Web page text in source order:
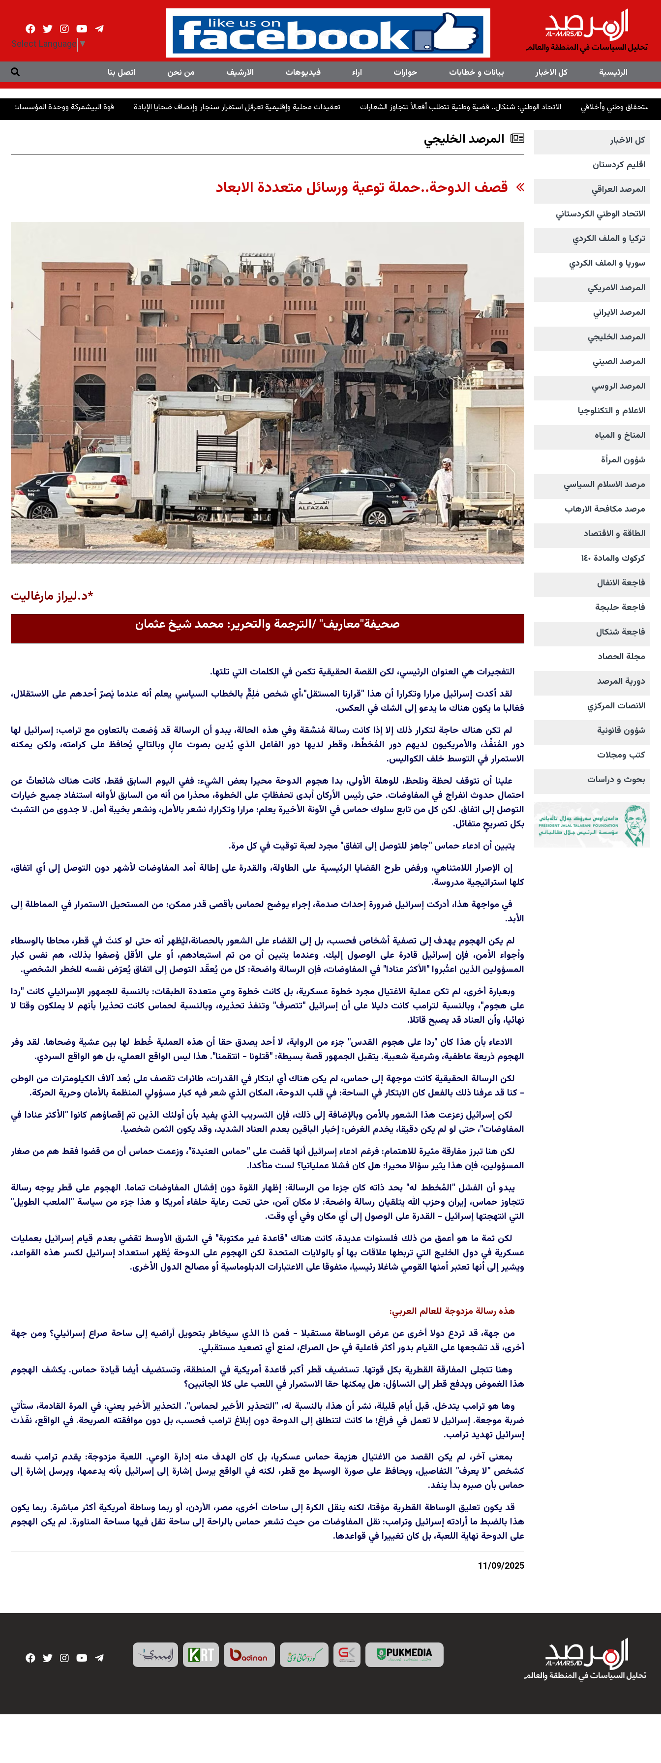
Select Language ▼
الرئیسیة کل الاخبار بیانات و خطابات حوارات اراء فیدیوهات الارشیف من نحن اتصل بنا
×
وأخلاقي الاتحاد الوطني: شنكال.. قضية وطنية تتطلب أفعالاً تتجاوز الشعارات تعقيدات محلية وإقليمية تعرقل استقرار سنجار وإنصاف ضحايا الإبادة قوة البيشمركة ووحدة المؤسسات الأمنية ضمانة
کل الاخبار
اقليم كردستان
المرصد العراقي
الاتحاد الوطني الکردستاني
تركيا و الملف الکردي
سوريا و الملف الکردي
المرصد الامریکي
المرصد الايراني
المرصد الخليجي
المرصد الصيني
المرصد الروسي
الاعلام و التکنلوجیا
المناخ و المیاه
شؤون المرأة
مرصد الاسلام السياسي
مرصد مكافحة الارهاب
الطاقة و الاقتصاد
كركوك والمادة ١٤٠
فاجعة الانفال
فاجعة حلبجة
فاجعة شنكال
مجلة الحصاد
دورية المرصد
الانصات المرکزي
شؤون قانونية
كتب ومجلات
بحوث و دراسات
المرصد الخليجي
قصف الدوحة..حملة توعية ورسائل متعددة الابعاد
*د.ليراز مارغاليت
صحيفة"معاريف" /الترجمة والتحرير: محمد شيخ عثمان
التفجيرات هي العنوان الرئيسي، لكن القصة الحقيقية تكمن في الكلمات التي تلتها.
لقد أكدت إسرائيل مرارا وتكرارا أن هذا "قرارنا المستقل"،أي شخص مُلِمٌّ بالخطاب السياسي يعلم أنه عندما يُصرّ أحدهم على الاستقلال،
فغالبا ما يكون هناك ما يدعو إلى الشك في العكس.
لم تكن هناك حاجة لتكرار ذلك إلا إذا كانت رسالة مُنسَّقة وفي هذه الحالة، يبدو أن الرسالة قد وُضعت بالتعاون مع ترامب: إسرائيل لها
دور المُنفِّذ، والأمريكيون لديهم دور المُخطِّط، وقطر لديها دور الفاعل الذي يُدين بصوت عالٍ وبالتالي يُحافظ على كرامته، ولكن يمكنه
الاستمرار في التوسط خلف الكواليس.
علينا أن نتوقف لحظة ونلحظ، للوهلة الأولى، بدا هجوم الدوحة محيرا بعض الشيء: ففي اليوم السابق فقط، كانت هناك شائعاتٌ عن
احتمال حدوث انفراج في المفاوضات. حتى رئيس الأركان أبدى تحفظاتٍ على الخطوة، محذرا من أنه من السابق لأوانه استنفاد جميع خيارات
التوصل إلى اتفاق. لكن كل من تابع سلوك حماس في الآونة الأخيرة يعلم: مرارا وتكرارا، نشعر بالأمل، ونشعر بخيبة أمل. لا جدوى من التشبث
بكل تصريحٍ متفائل.
يتبين أن ادعاء حماس "جاهز للتوصل إلى اتفاق" مجرد لعبة توقيت في كل مرة.
إن الإصرار اللامتناهي، ورفض طرح القضايا الرئيسية على الطاولة، والقدرة على إطالة أمد المفاوضات لأشهر دون التوصل إلى أي اتفاق،
كلها استراتيجية مدروسة.
في مواجهة هذا، أدركت إسرائيل ضرورة إحداث صدمة، إجراء يوضح لحماس بأقصى قدر ممكن: من المستحيل الاستمرار في المماطلة إلى
الأبد.
لم يكن الهجوم يهدف إلى تصفية أشخاص فحسب، بل إلى القضاء على الشعور بالحصانة،ليُظهر أنه حتى لو كنتَ في قطر، محاطا بالوسطاء
وأجواء الأمن، فإن إسرائيل قادرة على الوصول إليك. وعندما يتبين أن من تم استبعادهم، أو على الأقل وُصفوا بذلك، هم نفس كبار
المسؤولين الذين اعتُبروا "الأكثر عنادا" في المفاوضات، فإن الرسالة واضحة: كل من يُعقّد التوصل إلى اتفاق يُعرّض نفسه للخطر الشخصي.
وبعبارة أخرى، لم تكن عملية الاغتيال مجرد خطوة عسكرية، بل كانت خطوة وعي متعددة الطبقات: بالنسبة للجمهور الإسرائيلي كانت "ردا
على هجوم"، وبالنسبة لترامب كانت دليلا على أن إسرائيل "تتصرف" وتنفذ تحذيره، وبالنسبة لحماس كانت تحذيرا بأنهم لا يملكون وقتا لا
نهائيا، وأن العناد قد يصبح قاتلا.
الادعاء بأن هذا كان "ردا على هجوم القدس" جزء من الرواية، لا أحد يصدق حقا أن هذه العملية خُطط لها بين عشية وضحاها. لقد وفر
الهجوم ذريعة عاطفية، وشرعية شعبية. يتقبل الجمهور قصة بسيطة: "قتلونا - انتقمنا". هذا ليس الواقع العملي، بل هو الواقع السردي.
لكن الرسالة الحقيقية كانت موجهة إلى حماس، لم يكن هناك أي ابتكار في القدرات، طائرات تقصف على بُعد آلاف الكيلومترات من الوطن
- كنا قد عرفنا ذلك بالفعل كان الابتكار في الساحة: في قلب الدوحة، المكان الذي شعر فيه كبار مسؤولي المنظمة بالأمان وحرية الحركة.
لكن إسرائيل زعزعت هذا الشعور بالأمن وبالإضافة إلى ذلك، فإن التسريب الذي يفيد بأن أولئك الذين تم إقصاؤهم كانوا "الأكثر عنادا في
المفاوضات"، حتى لو لم يكن دقيقا، يخدم الغرض: إخبار الباقين بعدم العناد الشديد، وقد يكون الثمن شخصيا.
لكن هنا تبرز مفارقة مثيرة للاهتمام: فرغم ادعاء إسرائيل أنها قضت على "حماس العنيدة"، وزعمت حماس أن من قضوا فقط هم من صغار
المسؤولين، فإن هذا يثير سؤالا محيرا: هل كان فشلا عملياتيا؟ لست متأكدا.
يبدو أن الفشل "المُخطط له" بحد ذاته كان جزءا من الرسالة: إظهار القوة دون إفشال المفاوضات تماما. الهجوم على قطر يوجه رسالة
تتجاوز حماس، إيران وحزب الله يتلقيان رسالة واضحة: لا مكان آمن، حتى تحت رعاية حلفاء أمريكا و هذا جزء من سياسة "الملعب الطويل"
التي انتهجتها إسرائيل - القدرة على الوصول إلى أي مكان وفي أي وقت.
لكن ثمة ما هو أعمق من ذلك فلسنوات عديدة، كانت هناك "قاعدة غير مكتوبة" في الشرق الأوسط تقضي بعدم قيام إسرائيل بعمليات
عسكرية في دول الخليج التي تربطها علاقات بها أو بالولايات المتحدة لكن الهجوم على الدوحة يُظهر استعداد إسرائيل لكسر هذه القواعد،
ويشير إلى أنها تعتبر أمنها القومي شاغلا رئيسيا، متفوقا على الاعتبارات الدبلوماسية أو مصالح الدول الأخرى.
هذه رسالة مزدوجة للعالم العربي:
من جهة، قد تردع دولا أخرى عن عرض الوساطة مستقبلا - فمن ذا الذي سيخاطر بتحويل أراضيه إلى ساحة صراع إسرائيلي؟ ومن جهة
أخرى، قد تشجعها على القيام بدور أكثر فاعلية في حل الصراع، لمنع أي تصعيد مستقبلي.
وهنا تتجلى المفارقة القطرية بكل قوتها. تستضيف قطر أكبر قاعدة أمريكية في المنطقة، وتستضيف أيضا قيادة حماس. يكشف الهجوم
هذا الغموض ويدفع قطر إلى التساؤل: هل يمكنها حقا الاستمرار في اللعب على كلا الجانبين؟
وها هو ترامب يتدخل. قبل أيام قليلة، نشر أن هذا، بالنسبة له، "التحذير الأخير لحماس". التحذير الأخير يعني: في المرة القادمة، ستأتي
ضربة موجعة. إسرائيل لا تعمل في فراغ؛ ما كانت لتنطلق إلى الدوحة دون إبلاغ ترامب فحسب، بل دون موافقته الصريحة. في الواقع، نفّذت
إسرائيل تهديد ترامب.
بمعنى آخر، لم يكن القصد من الاغتيال هزيمة حماس عسكريا، بل كان الهدف منه إدارة الوعي. اللعبة مزدوجة: يقدم ترامب نفسه
كشخص "لا يعرف" التفاصيل، ويحافظ على صورة الوسيط مع قطر، لكنه في الواقع يرسل إشارة إلى إسرائيل بأنه يدعمها، ويرسل إشارة إلى
حماس بأن صبره بدأ ينفد.
قد يكون تعليق الوساطة القطرية مؤقتا، لكنه ينقل الكرة إلى ساحات أخرى، مصر، الأردن، أو ربما وساطة أمريكية أكثر مباشرة. ربما يكون
هذا بالضبط ما أرادته إسرائيل وترامب: نقل المفاوضات من حيث تشعر حماس بالراحة إلى ساحة تقل فيها مساحة المناورة. لم يكن الهجوم
على الدوحة نهاية اللعبة، بل كان تغييرا في قواعدها.
11/09/2025